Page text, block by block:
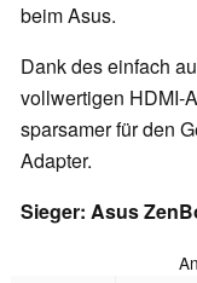
beim Asus.
Dank des einfach
vollwertigen HDMI-
sparsamer für den
Adapter.
Sieger: Asus